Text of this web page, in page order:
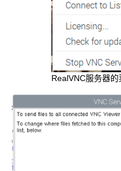
RealVNC服务器的